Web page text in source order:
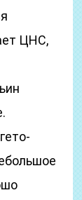
ЦНС,